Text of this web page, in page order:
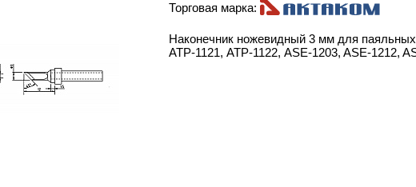
Торговая марка:
Наконечник ножевидный 3 мм для
АТР-1121, АТР-1122, ASE-1203, ASE-1212,